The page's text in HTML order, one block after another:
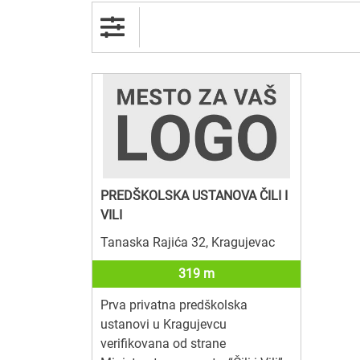
PREDŠKOLSKA USTANOVA ČILI I
VILI
Tanaska Rajića 32, Kragujevac
319 m
Prva privatna predškolska
ustanovi u Kragujevcu
verifikovana od strane